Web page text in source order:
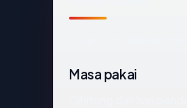
Masa pakai